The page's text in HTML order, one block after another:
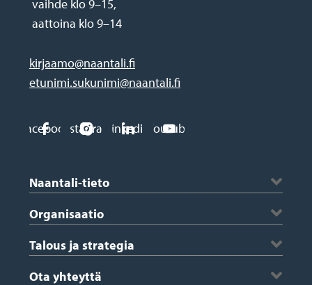
vaihde klo 9–15,
aattoina klo 9–14
kirjaamo@naantali.fi
etunimi.sukunimi@naantali.fi
Naantali-tieto
Historia ja vaakuna
Kartta
Saaristo
Organisaatio
Kaupungin johto
Konserniyhtiöt ja kuntayhtymät
Viestintä
Talous ja strategia
Avustukset ja tapahtumatuki
Ota yhteyttä
Social
FacebookInstagramLinkedin Youtube